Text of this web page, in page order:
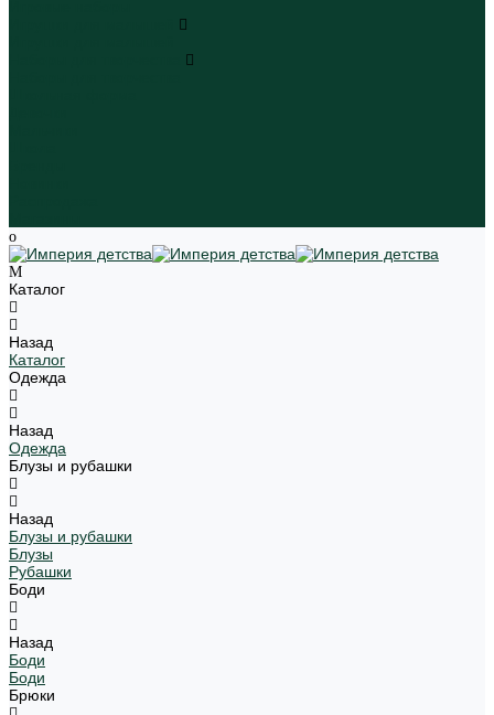
Каталог
Назад
Каталог
Одежда
Назад
Одежда
Блузы и рубашки
Назад
Блузы и рубашки
Блузы
Рубашки
Боди
Назад
Боди
Боди
Брюки